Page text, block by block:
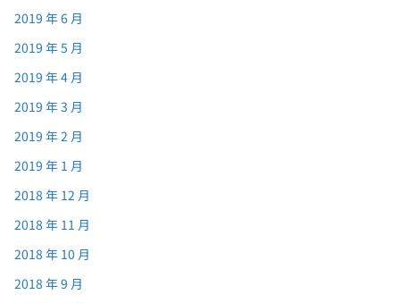
2019 年 6 月
2019 年 5 月
2019 年 4 月
2019 年 3 月
2019 年 2 月
2019 年 1 月
2018 年 12 月
2018 年 11 月
2018 年 10 月
2018 年 9 月